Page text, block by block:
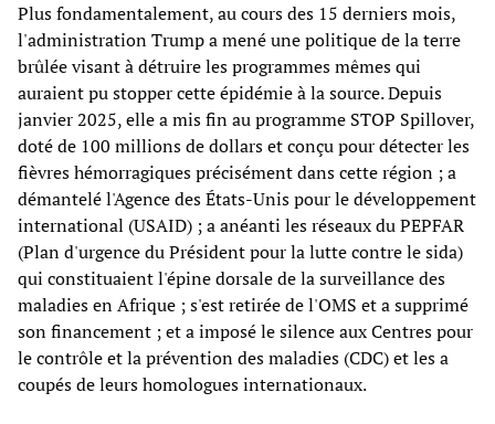
Plus fondamentalement, au cours des 15 derniers mois,
l'administration Trump a mené une politique de la terre
brûlée visant à détruire les programmes mêmes qui
auraient pu stopper cette épidémie à la source. Depuis
janvier 2025, elle a mis fin au programme STOP Spillover,
doté de 100 millions de dollars et conçu pour détecter les
fièvres hémorragiques précisément dans cette région ; a
démantelé l'Agence des États-Unis pour le développement
international (USAID) ; a anéanti les réseaux du PEPFAR
(Plan d'urgence du Président pour la lutte contre le sida)
qui constituaient l'épine dorsale de la surveillance des
maladies en Afrique ; s'est retirée de l'OMS et a supprimé
son financement ; et a imposé le silence aux Centres pour
le contrôle et la prévention des maladies (CDC) et les a
coupés de leurs homologues internationaux.